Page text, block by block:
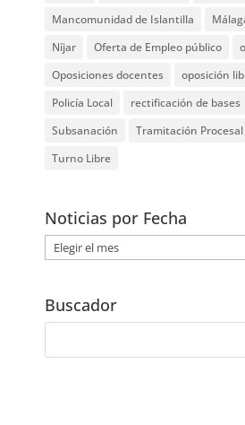
Mancomunidad de Islantilla
Níjar
Oferta de Empleo público
Oposiciones docentes
oposición
Policía Local
rectificación de bases
Subsanación
Tramitación Procesal
Turno Libre
Noticias por Fecha
Noticias
por
Buscador